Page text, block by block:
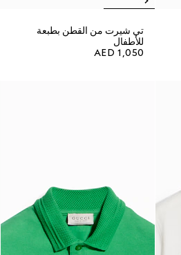
تي شيرت من القطن بطبعة
للأطفال
AED 1,050